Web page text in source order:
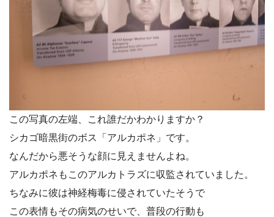
この写真の左端、これ誰だかわかりますか？
シカゴ暗黒街のボス「アルカポネ」です。
なんだから悪そうな顔に見えませんよね。
アルカポネもこのアルカトラズに収監されていました。
ちなみに彼は神経梅毒に侵されていたそうで
この表情もその病気のせいで、普段の行動も